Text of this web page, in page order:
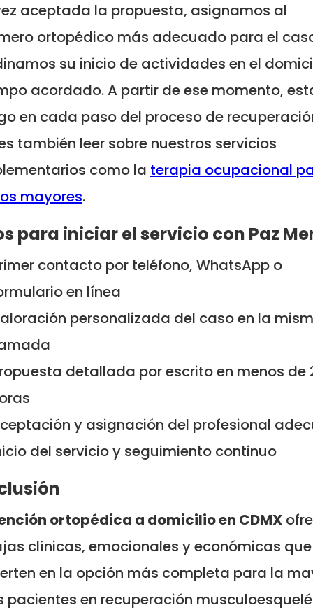
aceptada la propuesta, asignamos al
ortopédico más adecuado para el
su inicio de actividades en el
acordado. A partir de ese momento,
en cada paso del proceso de
también leer sobre nuestros servicios
como la terapia ocupacional
mayores.
para iniciar el servicio con Paz
contacto por teléfono, WhatsApp o
en línea
personalizada del caso en la
detallada por escrito en menos de
y asignación del profesional
del servicio y seguimiento continuo
ortopédica a domicilio en CDMX
clínicas, emocionales y económicas
en la opción más completa para la
pacientes en recuperación